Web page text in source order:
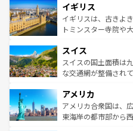
いる。シャンパンの
香り高いラベンダー
らに、パリ以外の地
れる地方に足を運ぶ
きるだろう
を参照してほしい。
顔を持つこの国は、
ルリンの文化的活気
してライン川沿いの
は、お酒好きな人にはぜひ
ドイツ情報はコンテ
イギリス
イギリスは、古きよ
トミンスター寺院や
リアごとに異なる魅
ティー、ビール好き
戦など、本場だから
ンツ一覧を参照してほ
スイス
スイスの国土面積は
な交通網が整備され
の建物がそのまま残
博物館もあり、アル
ことができる。国民
アメリカ
アメリカ合衆国は、
東海岸の都市部から